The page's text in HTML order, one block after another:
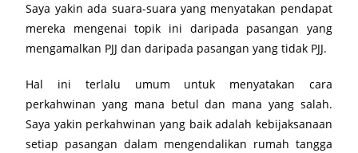
Saya yakin ada suara-suara yang menyatakan pendapat
mereka mengenai topik ini daripada pasangan yang
mengamalkan PJJ dan daripada pasangan yang tidak PJJ.
Hal ini terlalu umum untuk menyatakan cara
perkahwinan yang mana betul dan mana yang salah.
Saya yakin perkahwinan yang baik adalah kebijaksanaan
setiap pasangan dalam mengendalikan rumah tangga